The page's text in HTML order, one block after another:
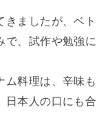
きましたが、ベト
で、試作や勉強に
ム料理は、辛味も
日本人の口にも合